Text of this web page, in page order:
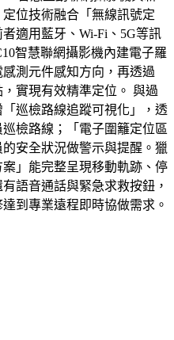
位技術融合「無線訊號定
適用藍牙、Wi-Fi、5G等訊
智慧聯網攝影機內建電子羅
測元件感知方向，再透過
實現有效精準定位。 與過
巡檢路線追蹤可視化」，透
檢路線；「電子圍籬定位區
安全狀況做警示與提醒。獵
」能完整呈現移動軌跡、停
語音通話與緊急求救按鈕，
到專業遠程即時協做需求。